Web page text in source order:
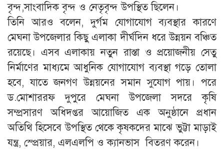
বৃন্দ,সাংবাদিক বৃন্দ ও নেতৃবৃন্দ উপস্থিত ছিলেন।
তিনি আরও বলেন, দুর্গম যোগাযোগ ব্যবস্থার কারণে
মেঘনা উপজেলার কিছু এলাকা দীর্ঘদিন ধরে উন্নয়ন বঞ্চিত
রয়েছে। এসব এলাকায় নতুন রাস্তা ও প্রয়োজনীয় সেতু
নির্মাণের মাধ্যমে আধুনিক যোগাযোগ ব্যবস্থা গড়ে তোলা
হবে, যাতে জনগণ উন্নয়নের সমান সুযোগ পায়। পরে
ড.মোশাররফ দুপুরে মেঘনা উপজেলা সদরে কৃষি
সম্প্রসারণ অধিদপ্তর আয়োজিত এক অনুষ্ঠানে প্রধান
অতিথি হিসেবে উপস্থিত থেকে কৃষকদের মাঝে ভুট্টা মাড়াই
যন্ত্র, স্প্রেয়ার, এলএলপি ও ক্যানভাস বিতরণ করেন।